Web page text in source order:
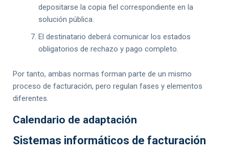
depositarse la copia fiel correspondiente en la
solución pública.
El destinatario deberá comunicar los estados
obligatorios de rechazo y pago completo.
Por tanto, ambas normas forman parte de un mismo
proceso de facturación, pero regulan fases y elementos
diferentes.
Calendario de adaptación
Sistemas informáticos de facturación